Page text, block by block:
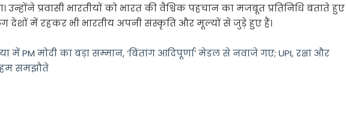
उन्होंने प्रवासी भारतीयों को भारत की वैश्विक पहचान का मजबूत प्रतिनिधि बताते हुए
में रहकर भी भारतीय अपनी संस्कृति और मूल्यों से जुड़े हुए हैं।
में PM मोदी का बड़ा सम्मान, ‘बिंतांग आदिपूर्णा’ मेडल से नवाजे गए; UPI, रक्षा और
समझौते